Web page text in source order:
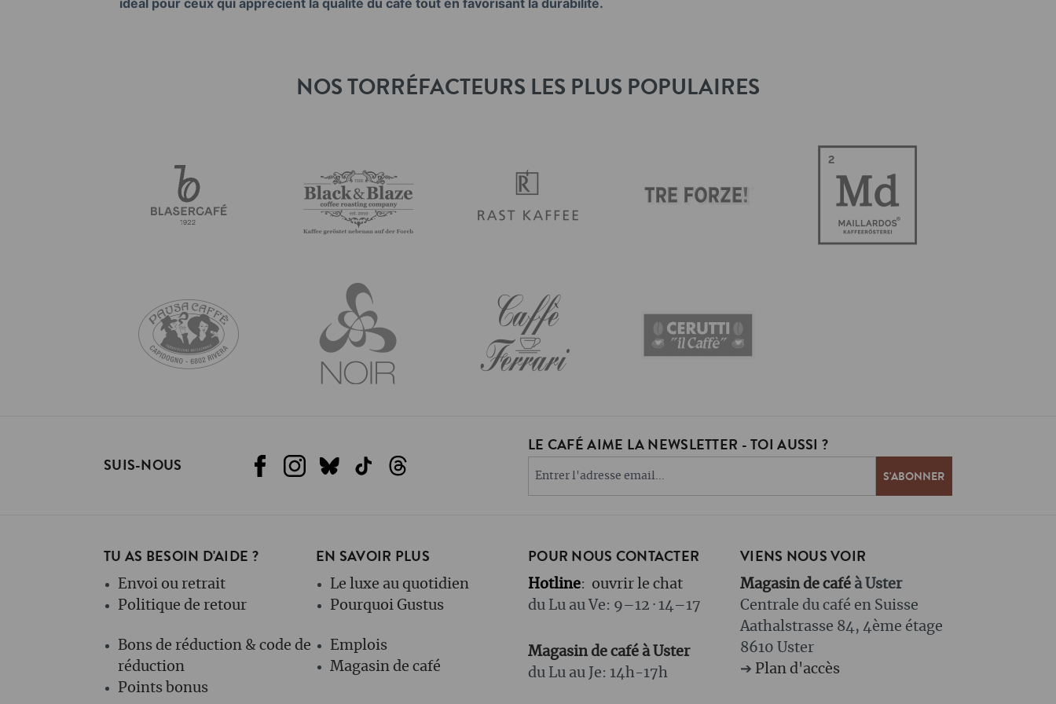
idéal pour ceux qui apprécient la qualité du café tout en favorisant la durabilité.
NOS TORRÉFACTEURS LES PLUS POPULAIRES
SUIS-NOUS
LE CAFÉ AIME LA NEWSLETTER - TOI AUSSI ?
TU AS BESOIN D'AIDE ?
Envoi ou retrait
Politique de retour
Bons de réduction & code de
réduction
Points bonus
EN SAVOIR PLUS
Le luxe au quotidien
Pourquoi Gustus
Emplois
Magasin de café
POUR NOUS CONTACTER
Hotline: ouvrir le chat
du Lu au Ve: 9–12 · 14–17
Magasin de café à Uster
du Lu au Je: 14h-17h
VIENS NOUS VOIR
Magasin de café à Uster
Centrale du café en Suisse
Aathalstrasse 84, 4ème étage
8610 Uster
➔ Plan d'accès